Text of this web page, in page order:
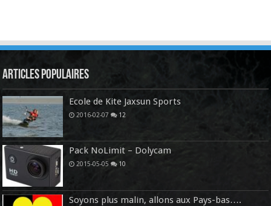
Articles Populaires
Ecole de Kite Jaxsun Sports
2016-02-07 12
Pack NoLimit – Dolycam
2015-05-05 10
Soyons plus malin, allons aux Pays-bas….